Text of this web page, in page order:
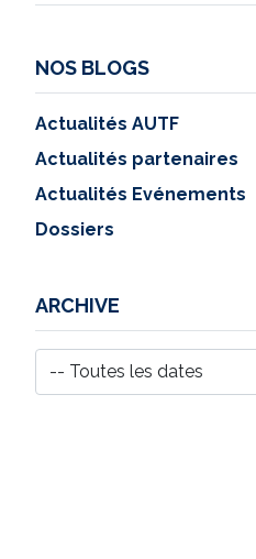
NOS BLOGS
Actualités AUTF
Actualités partenaires
Actualités Evénements
Dossiers
ARCHIVE